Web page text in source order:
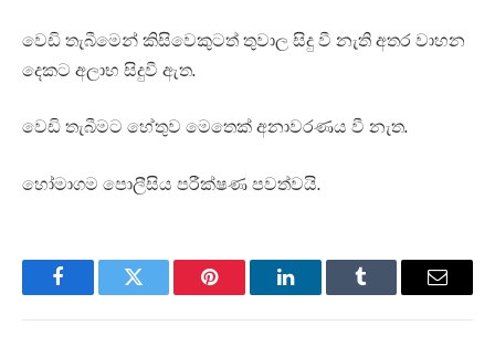
වෙඩි තැබීමෙන් කිසිවෙකුටත් තුවාල සිදු වී නැති අතර වාහන
දෙකට අලාභ සිදුවී ඇත.
වෙඩි තැබීමට හේතුව මෙතෙක් අනාවරණය වී නැත.
හෝමාගම පොලීසිය පරීක්ෂණ පවත්වයි.
FacebookTwitter Pinterest LinkedInTumblr Email